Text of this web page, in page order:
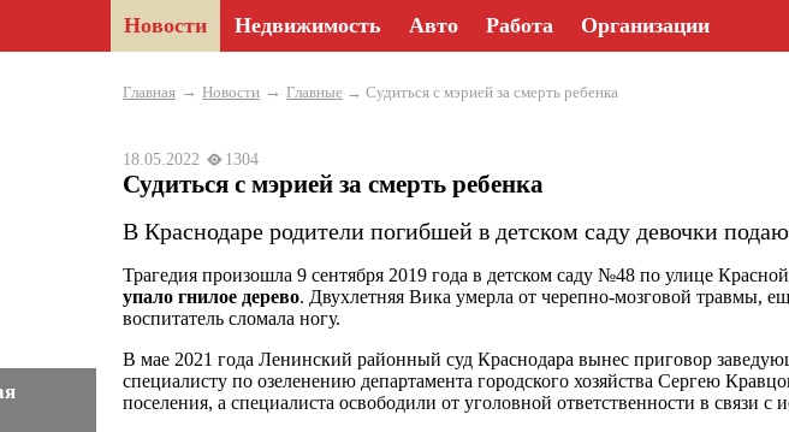
Новости Недвижимость Авто Работа Организации
Главная → Новости → Главные → Судиться с мэрией за смерть ребенка
18.05.2022 1304
Судиться с мэрией за смерть ребенка
В Краснодаре родители погибшей в детском саду девочки
Трагедия произошла 9 сентября 2019 года в детском саду №48 по улице
упало гнилое дерево. Двухлетняя Вика умерла от черепно-мозговой травмы,
воспитатель сломала ногу.
В мае 2021 года Ленинский районный суд Краснодара вынес приговор
специалисту по озеленению департамента городского хозяйства Сергею
поселения, а специалиста освободили от уголовной ответственности в связи с